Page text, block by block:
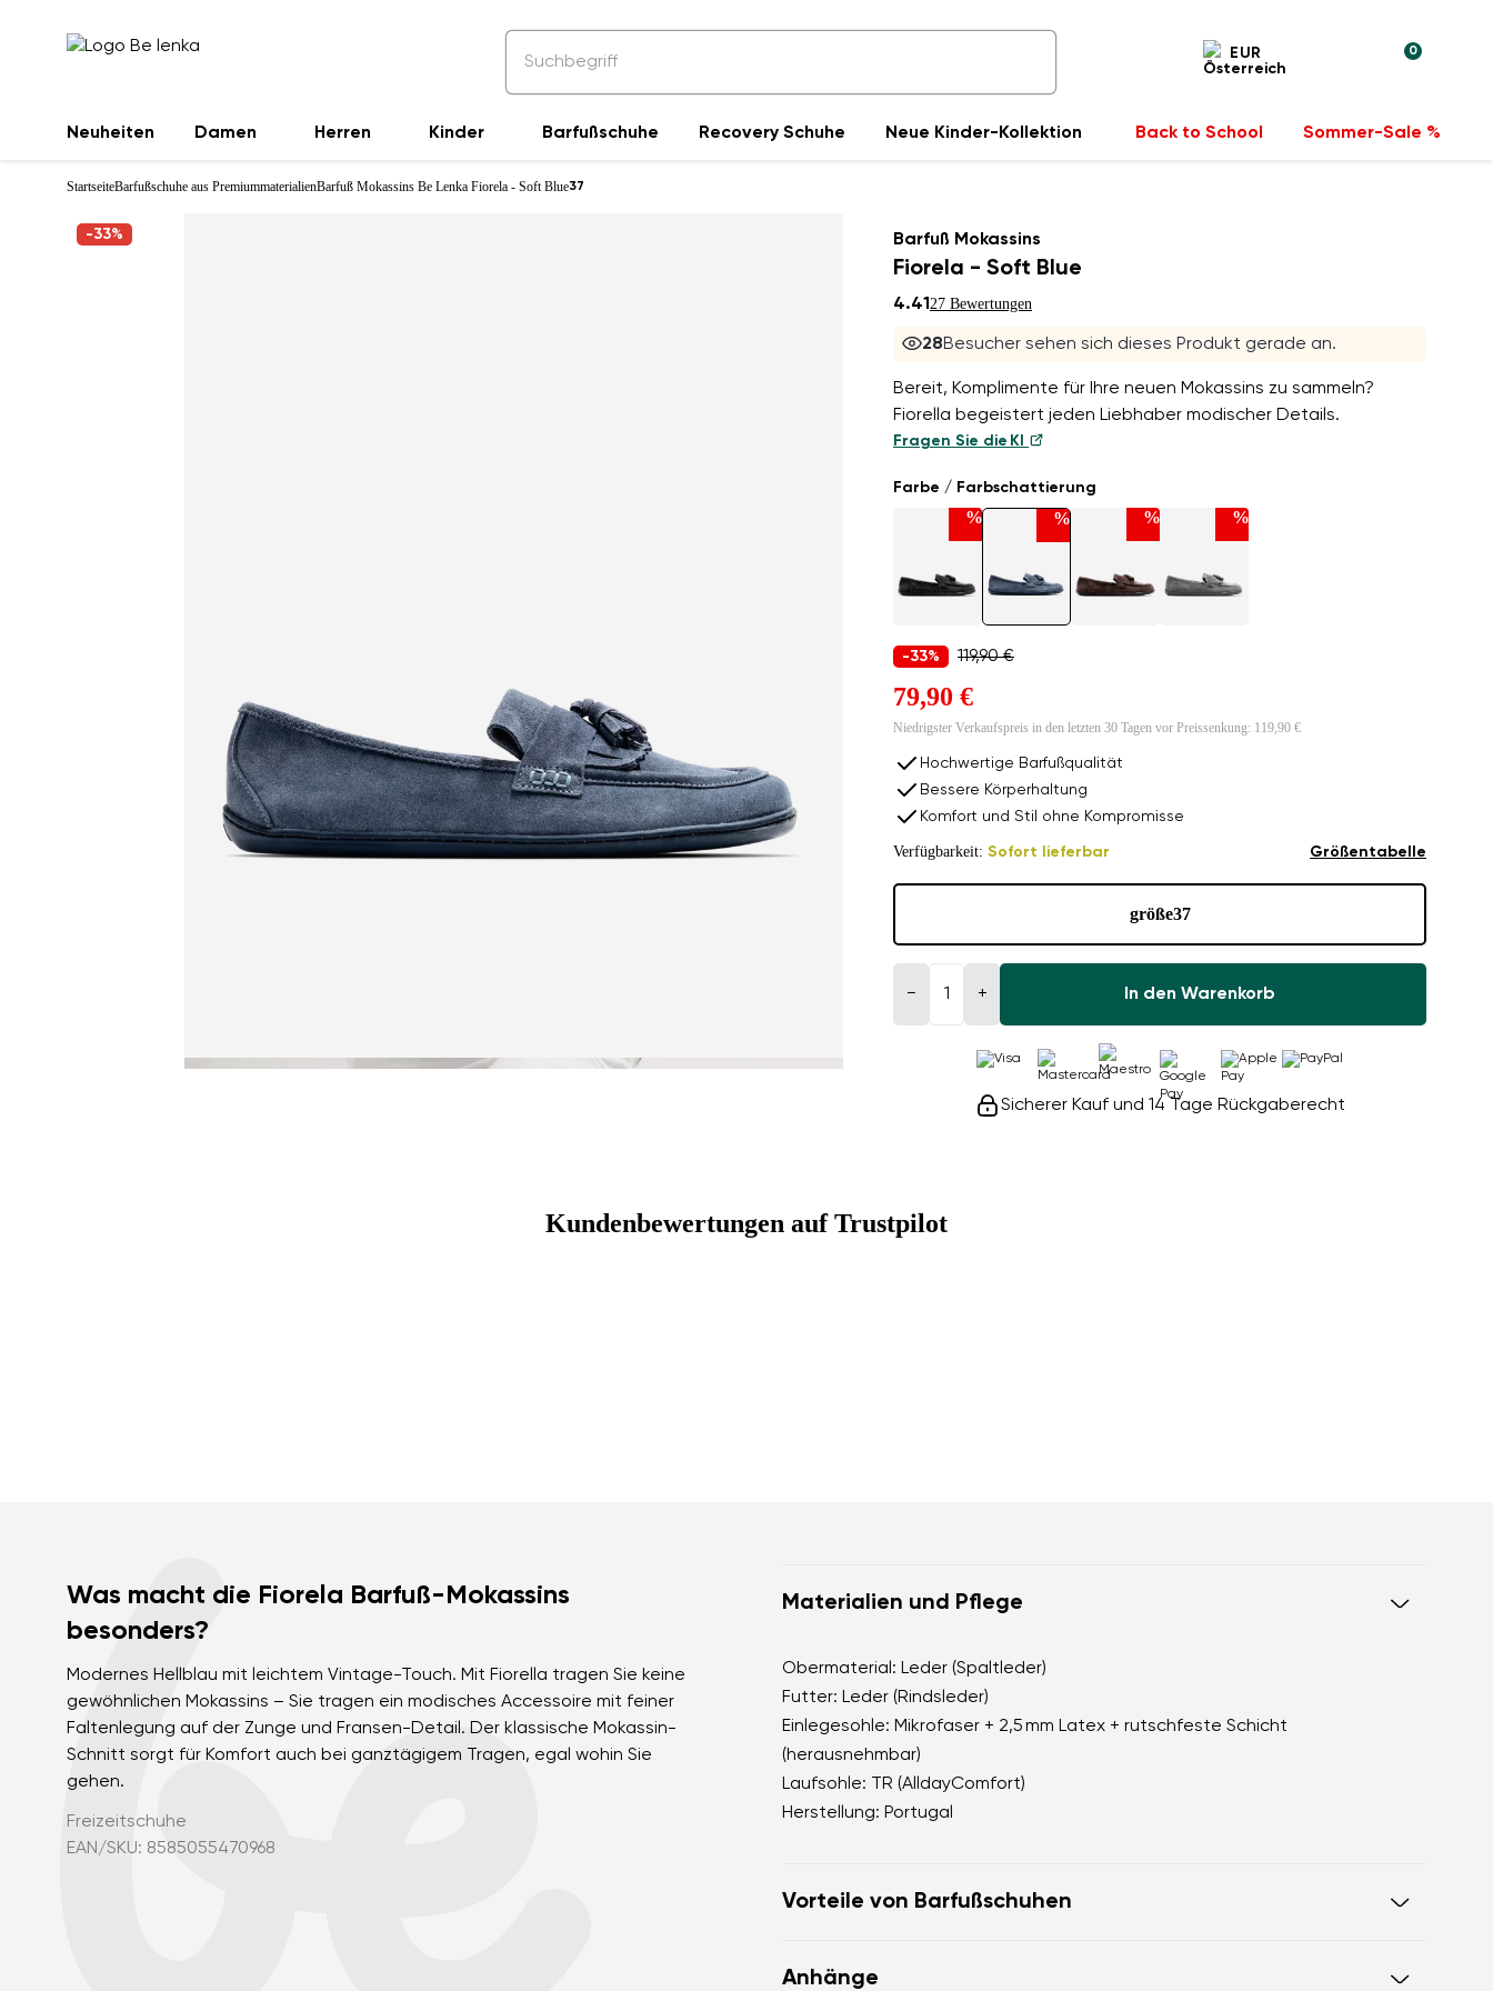
EUR 0
Neuheiten Damen Herren Kinder Barfußschuhe Recovery Schuhe Neue Kinder-Kollektion Back to School Sommer-Sale %
StartseiteBarfußschuhe aus PremiummaterialienBarfuß Mokassins Be Lenka Fiorela - Soft Blue37
-33% Barfuß Mokassins
Fiorela - Soft Blue
4.41 27 Bewertungen
28Besucher sehen sich dieses Produkt gerade an.
Bereit, Komplimente für Ihre neuen Mokassins zu sammeln?
Fiorella begeistert jeden Liebhaber modischer Details.
Fragen Sie die KI
Farbe / Farbschattierung
% % % %
-33% 119,90 €
79,90 €
Niedrigster Verkaufspreis in den letzten 30 Tagen vor Preissenkung: 119,90 €
Hochwertige Barfußqualität
Bessere Körperhaltung
Komfort und Stil ohne Kompromisse
Verfügbarkeit: Sofort lieferbar Größentabelle
größe37
− + In den Warenkorb
Sicherer Kauf und 14 Tage Rückgaberecht
Kundenbewertungen auf Trustpilot
Was macht die Fiorela Barfuß-Mokassins
besonders?
Modernes Hellblau mit leichtem Vintage-Touch. Mit Fiorella tragen Sie keine
gewöhnlichen Mokassins – Sie tragen ein modisches Accessoire mit feiner
Faltenlegung auf der Zunge und Fransen-Detail. Der klassische Mokassin-
Schnitt sorgt für Komfort auch bei ganztägigem Tragen, egal wohin Sie
gehen.
Freizeitschuhe
EAN/SKU: 8585055470968
Materialien und Pflege
Obermaterial: Leder (Spaltleder)
Futter: Leder (Rindsleder)
Einlegesohle: Mikrofaser + 2,5 mm Latex + rutschfeste Schicht
(herausnehmbar)
Laufsohle: TR (AlldayComfort)
Herstellung: Portugal
Vorteile von Barfußschuhen
Zero Drop: Ferse und Spitze liegen auf einer Ebene für
Anhänge